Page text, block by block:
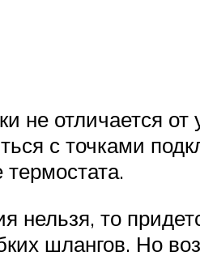
не отличается от
с точками
нельзя, то
шлангов. Но